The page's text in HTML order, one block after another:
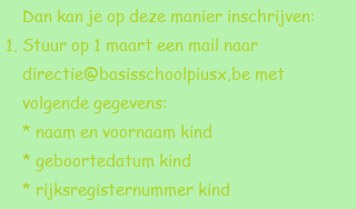
Dan kan je op deze manier inschrijven:
Stuur op 1 maart een mail naar
directie@basisschoolpiusx.be met
volgende gegevens:
* naam en voornaam kind
* geboortedatum kind
* rijksregisternummer kind